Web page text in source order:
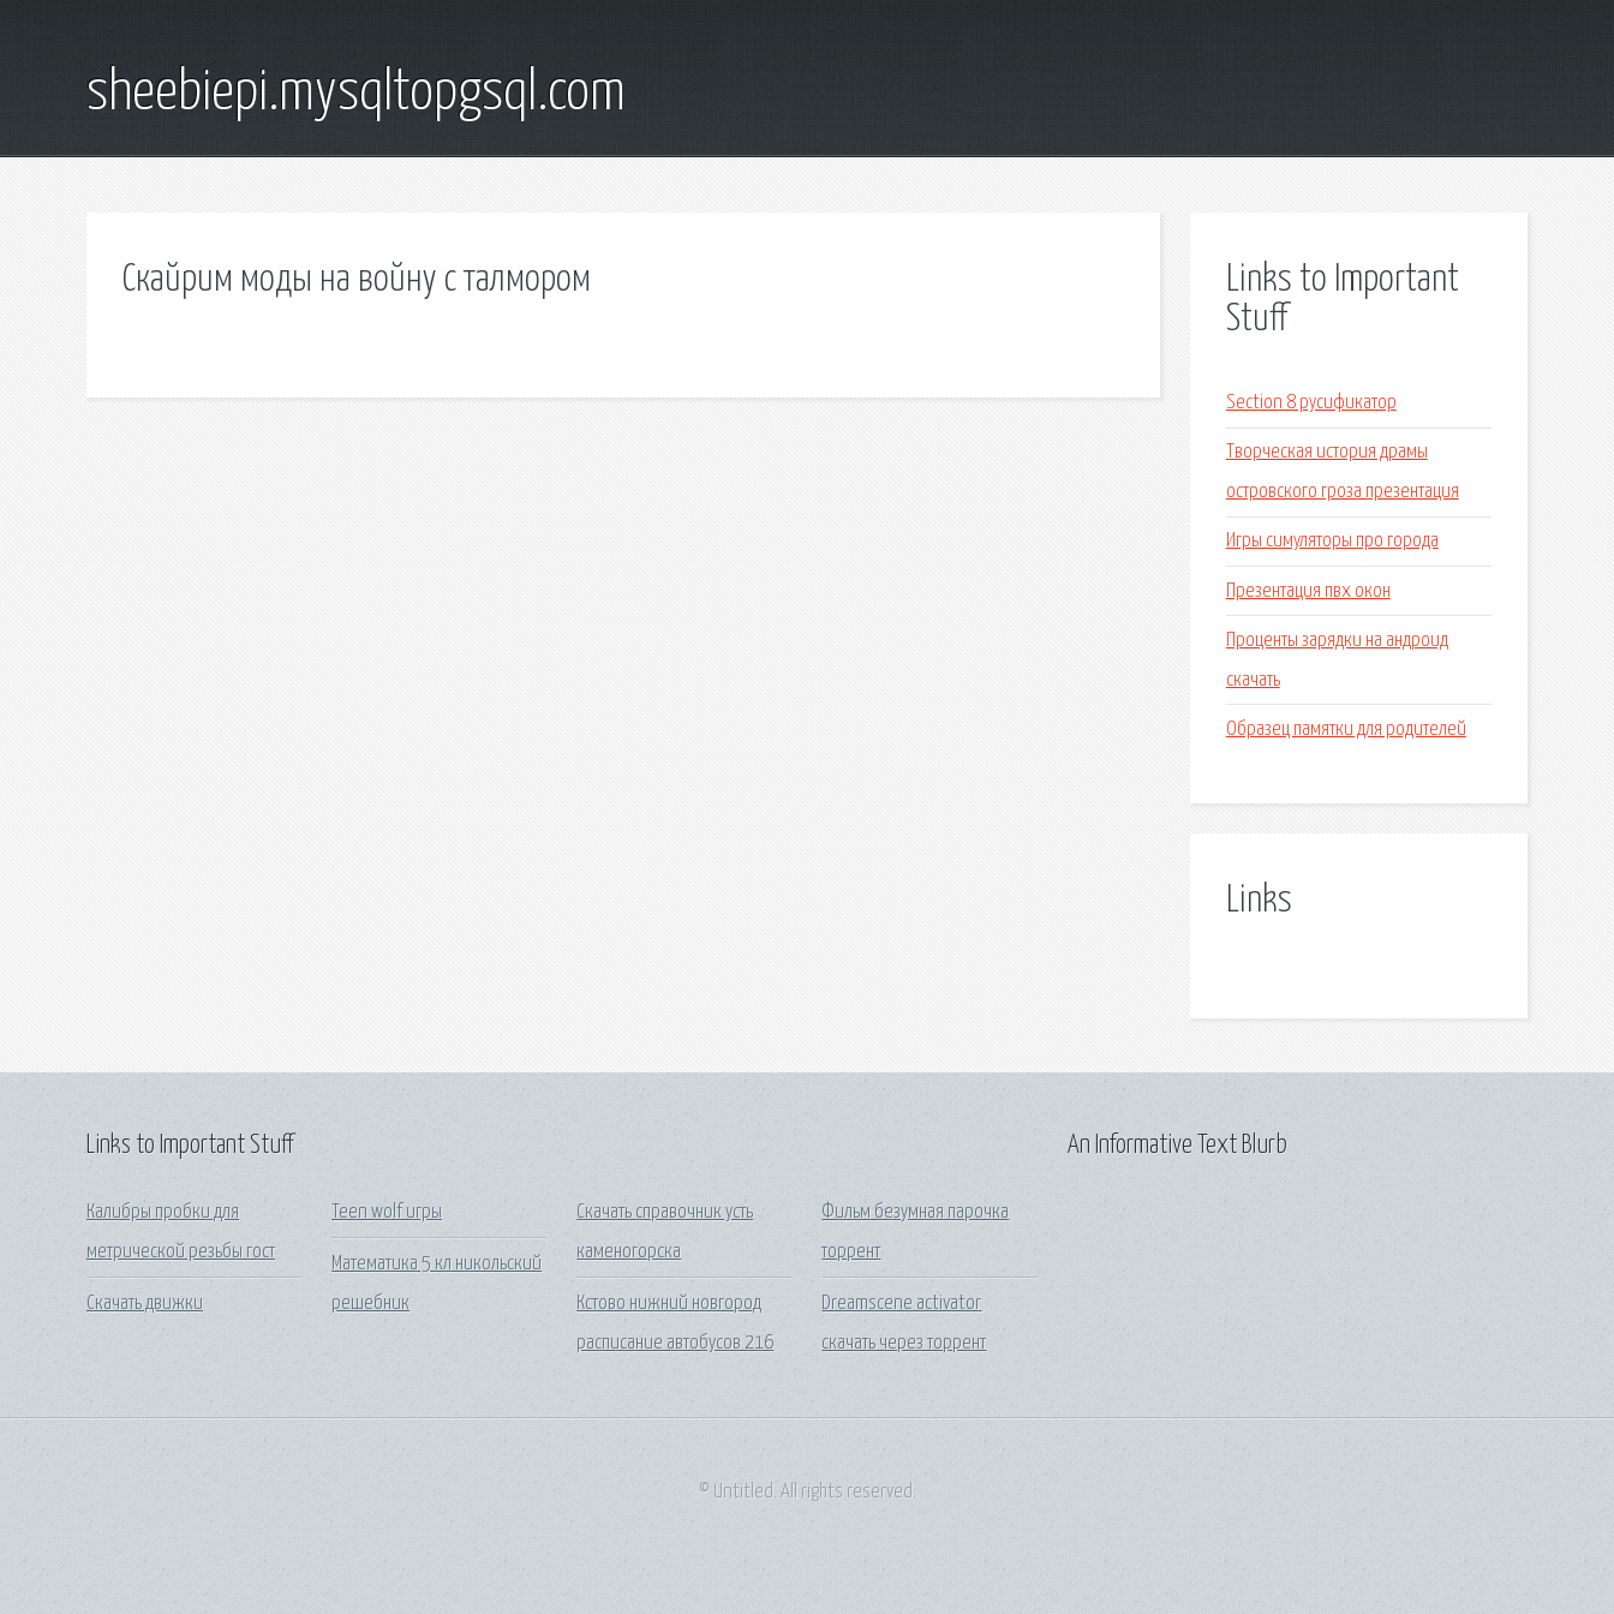
sheebiepi.mysqltopgsql.com
Скайрим моды на войну с талмором
Links to Important
Stuff
Section 8 русификатор
Творческая история драмы
островского гроза презентация
Игры симуляторы про города
Презентация пвх окон
Проценты зарядки на андроид
скачать
Образец памятки для родителей
Links
Links to Important Stuff
Калибры пробки для
метрической резьбы гост
Скачать движки
Teen wolf игры
Математика 5 кл никольский
решебник
Скачать справочник усть
каменогорска
Кстово нижний новгород
расписание автобусов 216
Фильм безумная парочка
торрент
Dreamscene activator
скачать через торрент
An Informative Text Blurb
© Untitled. All rights reserved.